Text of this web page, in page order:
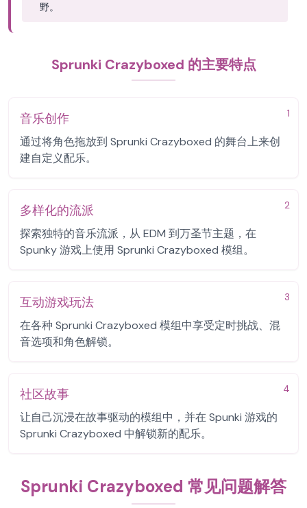
野。
Sprunki Crazyboxed 的主要特点
1
音乐创作
通过将角色拖放到 Sprunki Crazyboxed 的舞台上来创
建自定义配乐。
2
多样化的流派
探索独特的音乐流派，从 EDM 到万圣节主题，在
Spunky 游戏上使用 Sprunki Crazyboxed 模组。
3
互动游戏玩法
在各种 Sprunki Crazyboxed 模组中享受定时挑战、混
音选项和角色解锁。
4
社区故事
让自己沉浸在故事驱动的模组中，并在 Spunki 游戏的
Sprunki Crazyboxed 中解锁新的配乐。
Sprunki Crazyboxed 常见问题解答